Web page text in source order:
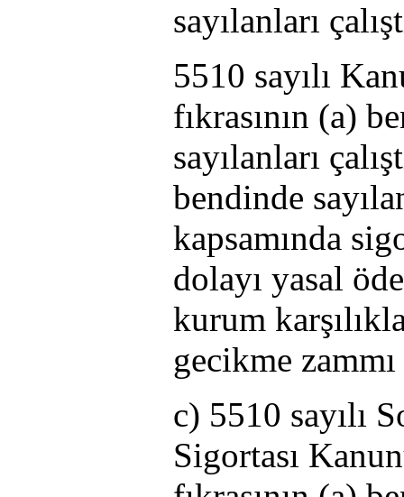
sayılanları
5510 sayılı
fıkrasının (a)
sayılanları
bendinde
kapsamında
dolayı yasal
kurum
gecikme
c) 5510 sayılı
Sigortası